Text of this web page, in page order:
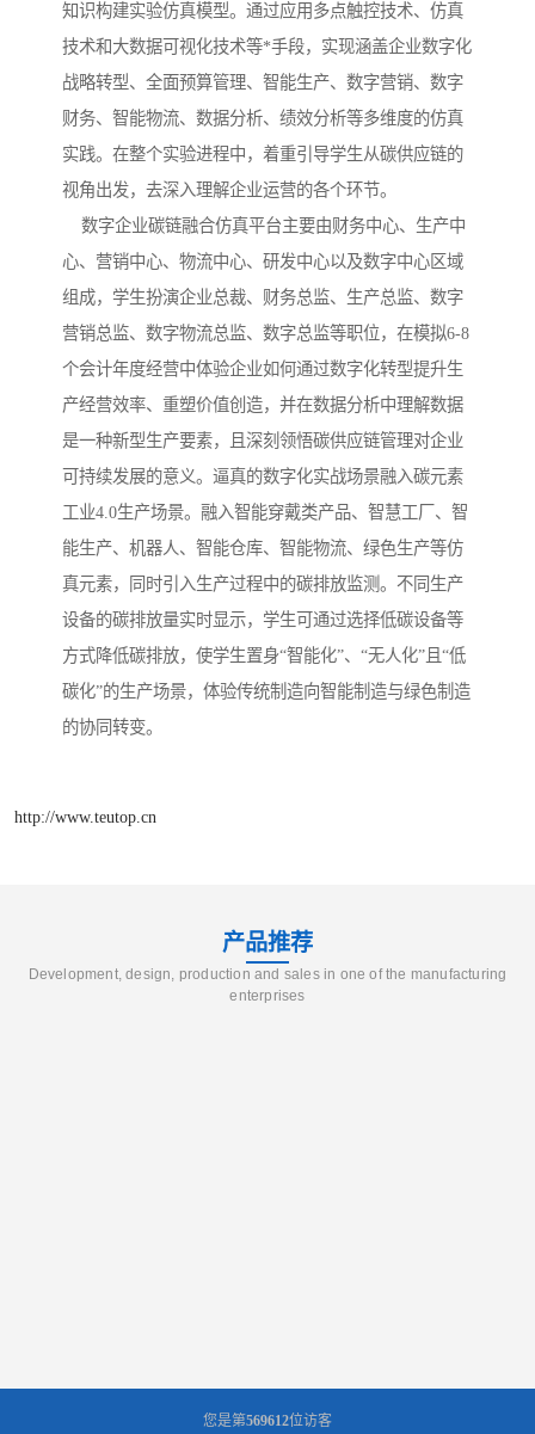
知识构建实验仿真模型。通过应用多点触控技术、仿真
技术和大数据可视化技术等*手段，实现涵盖企业数字化
战略转型、全面预算管理、智能生产、数字营销、数字
财务、智能物流、数据分析、绩效分析等多维度的仿真
实践。在整个实验进程中，着重引导学生从碳供应链的
视角出发，去深入理解企业运营的各个环节。
数字企业碳链融合仿真平台主要由财务中心、生产中
心、营销中心、物流中心、研发中心以及数字中心区域
组成，学生扮演企业总裁、财务总监、生产总监、数字
营销总监、数字物流总监、数字总监等职位，在模拟6-8
个会计年度经营中体验企业如何通过数字化转型提升生
产经营效率、重塑价值创造，并在数据分析中理解数据
是一种新型生产要素，且深刻领悟碳供应链管理对企业
可持续发展的意义。逼真的数字化实战场景融入碳元素
工业4.0生产场景。融入智能穿戴类产品、智慧工厂、智
能生产、机器人、智能仓库、智能物流、绿色生产等仿
真元素，同时引入生产过程中的碳排放监测。不同生产
设备的碳排放量实时显示，学生可通过选择低碳设备等
方式降低碳排放，使学生置身“智能化”、“无人化”且“低
碳化”的生产场景，体验传统制造向智能制造与绿色制造
的协同转变。
http://www.teutop.cn
产品推荐
Development, design, production and sales in one of the manufacturing
enterprises
您是第569612位访客